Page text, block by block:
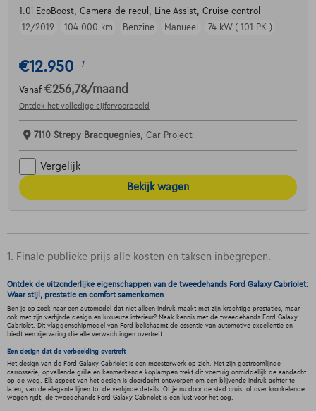
1.0i EcoBoost, Camera de recul, Line Assist, Cruise control
12/2019
104.000 km Benzine Manueel 74 kW ( 101 PK )
€12.950 1
Vanaf €256,78/maand
Ontdek het volledige cijfervoorbeeld
7110 Strepy Bracquegnies, Car Project
Vergelijk
Bekijk wagen
1. Finale publieke prijs alle kosten en taksen inbegrepen.
Ontdek de uitzonderlijke eigenschappen van de tweedehands Ford Galaxy Cabriolet:
Waar stijl, prestatie en comfort samenkomen
Ben je op zoek naar een automodel dat niet alleen indruk maakt met zijn krachtige prestaties, maar
ook met zijn verfijnde design en luxueuze interieur? Maak kennis met de tweedehands Ford Galaxy
Cabriolet. Dit vlaggenschipmodel van Ford belichaamt de essentie van automotive excellentie en
biedt een rijervaring die alle verwachtingen overtreft.
Een design dat de verbeelding overtreft
Het design van de Ford Galaxy Cabriolet is een meesterwerk op zich. Met zijn gestroomlijnde
carrosserie, opvallende grille en kenmerkende koplampen trekt dit voertuig onmiddellijk de aandacht
op de weg. Elk aspect van het design is doordacht ontworpen om een blijvende indruk achter te
laten, van de elegante lijnen tot de verfijnde details. Of je nu door de stad cruist of over kronkelende
wegen rijdt, de tweedehands Ford Galaxy Cabriolet is een lust voor het oog.